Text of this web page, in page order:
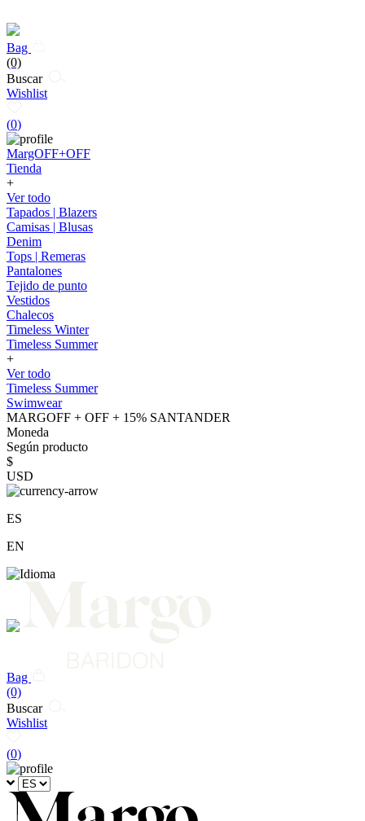
Bag
(0)
Buscar
Wishlist
(0)
MargOFF+OFF
Tienda
+
Ver todo
Tapados | Blazers
Camisas | Blusas
Denim
Tops | Remeras
Pantalones
Tejido de punto
Vestidos
Chalecos
Timeless Winter
Timeless Summer
+
Ver todo
Timeless Summer
Swimwear
MARGOFF + OFF + 15% SANTANDER
Moneda
Según producto
$
USD
ES
EN
Bag
(0)
Buscar
Wishlist
(0)